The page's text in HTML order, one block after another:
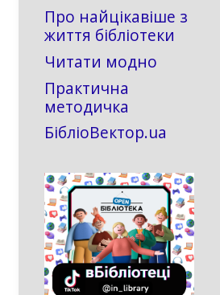
Про найцікавіше з
життя бібліотеки
Читати модно
Практична
методичка
БібліоВектор.ua